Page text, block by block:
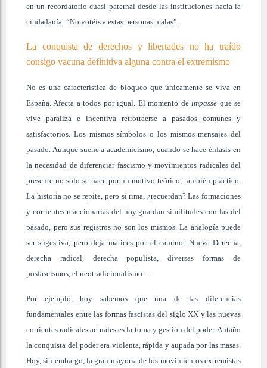
en un recordatorio cuasi paternal desde las instituciones hacia la
ciudadanía: “No votéis a estas personas malas”.
La conquista de derechos y libertades no ha traído
consigo vacuna definitiva alguna contra el extremismo
No es una característica de bloqueo que únicamente se viva en
España. Afecta a todos por igual. El momento de impasse que se
vive paraliza e incentiva retrotraerse a pasados comunes y
satisfactorios. Los mismos símbolos o los mismos mensajes del
pasado. Aunque suene a academicismo, cuando se hace énfasis en
la necesidad de diferenciar fascismo y movimientos radicales del
presente no solo se hace por un motivo teórico, también práctico.
La historia no se repite, pero sí rima, ¿recuerdan? Las formaciones
y corrientes reaccionarias del hoy guardan similitudes con las del
pasado, pero sus registros no son los mismos. La analogía puede
ser sugestiva, pero deja matices por el camino: Nueva Derecha,
derecha radical, derecha populista, diversas formas de
posfascismos, el neotradicionalismo…
Por ejemplo, hoy sabemos que una de las diferencias
fundamentales entre las formas fascistas del siglo XX y las nuevas
corrientes radicales actuales es la toma y gestión del poder. Antaño
la conquista del poder era violenta, rápida y aupada por las masas.
Hoy, sin embargo, la gran mayoría de los movimientos extremistas